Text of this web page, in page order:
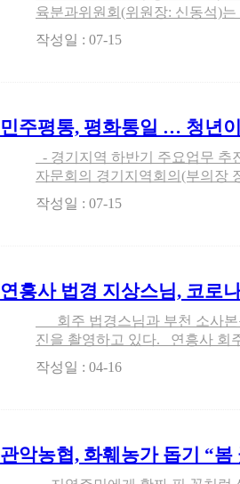
육분과위원회(위원장: 신동석)
건의를 위한 분과위원회를 개
츠 다양화 방안’을 논의했다.
작성일 : 07-15
민주평통, 평화통일 … 청년
자문회의 경기지역회의(부의장
수원시청 중회의실에서 「2022
작성일 : 07-15
연흥사 법경 지상스님, 코로
있는 이웃사랑 돕기 나서
진을 촬영하고 있다. 연흥사 회주 법경 지상스님은 지난 3월 7일 소
사본동행정복지센터를 찾아 코
이웃에게 백미 1200Kg 인
작성일 : 04-16
관악농협, 화훼농가 돕기 “